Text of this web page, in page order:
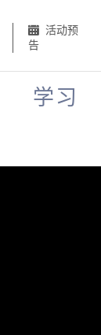
活动预
告
学习